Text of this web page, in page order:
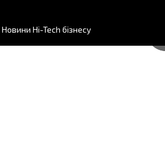
Новини Hi-Tech бізнесу